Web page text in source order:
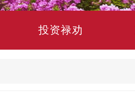
投资禄劝